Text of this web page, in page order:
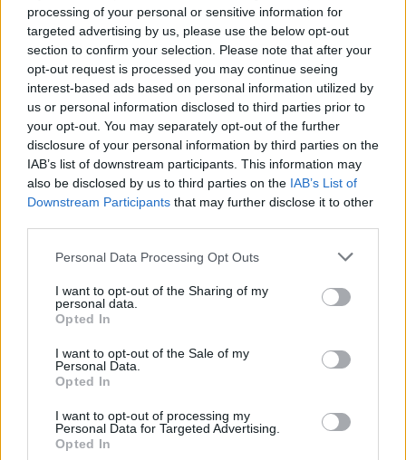
processing of your personal or sensitive information for
targeted advertising by us, please use the below opt-out
section to confirm your selection. Please note that after your
opt-out request is processed you may continue seeing
interest-based ads based on personal information utilized by
us or personal information disclosed to third parties prior to
your opt-out. You may separately opt-out of the further
disclosure of your personal information by third parties on the
IAB’s list of downstream participants. This information may
also be disclosed by us to third parties on the IAB’s List of
Downstream Participants that may further disclose it to other
Personal Data Processing Opt Outs
I want to opt-out of the Sharing of my
personal data.
Opted In
I want to opt-out of the Sale of my
Personal Data.
Opted In
I want to opt-out of processing my
Personal Data for Targeted Advertising.
Opted In
Desemprego no Alentejo diminuiu 22,5% no primeiro semestre
de 2026: conheça os dados por concelho
O número de desempregados inscritos nos centros de emprego
dos 47 concelhos do Alentejo...
6 Agosto, 2026 - 11:21